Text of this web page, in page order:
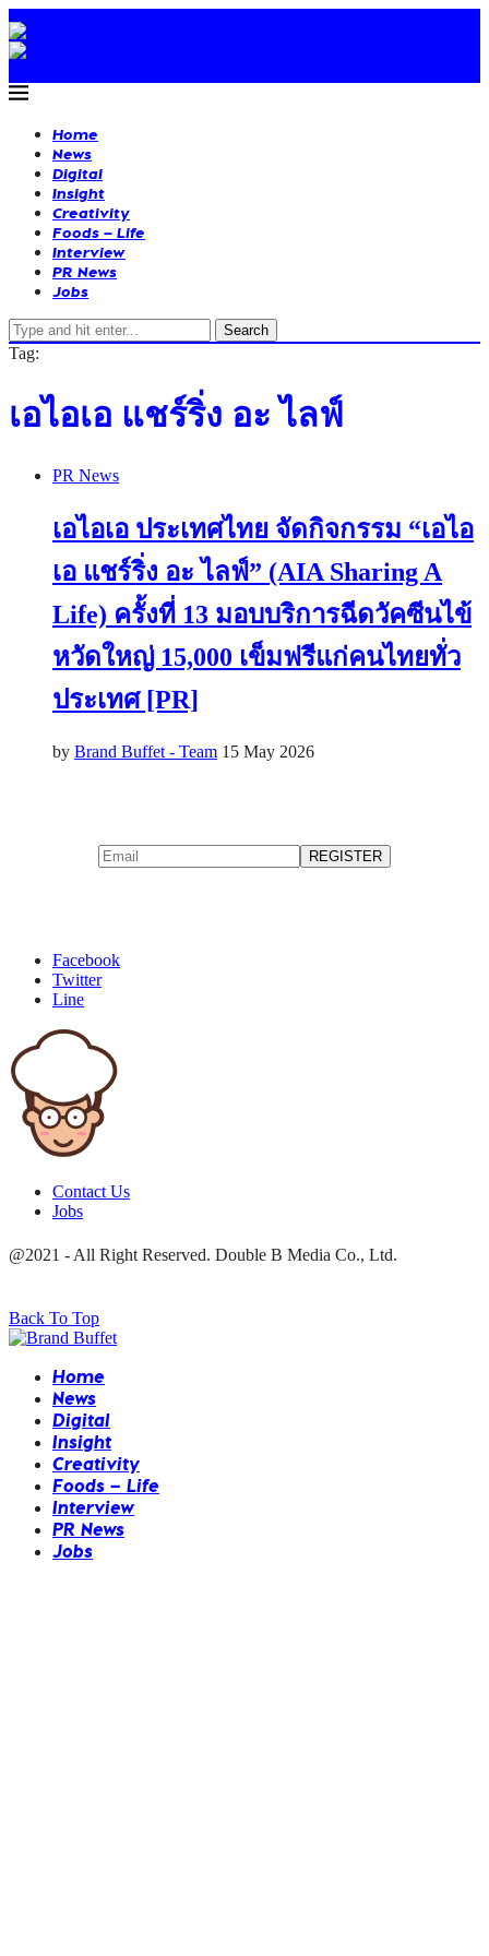
Home
News
Digital
Insight
Creativity
Foods – Life
Interview
PR News
Jobs
Search
Tag:
เอไอเอ แชร์ริ่ง อะ ไลฟ์
PR News
เอไอเอ ประเทศไทย จัดกิจกรรม “เอไอ
เอ แชร์ริ่ง อะ ไลฟ์” (AIA Sharing A
Life) ครั้งที่ 13 มอบบริการฉีดวัคซีนไข้
หวัดใหญ่ 15,000 เข็มฟรีแก่คนไทยทั่ว
ประเทศ [PR]
by Brand Buffet - Team 15 May 2026
Facebook
Twitter
Line
Contact Us
Jobs
@2021 - All Right Reserved. Double B Media Co., Ltd.
Back To Top
Home
News
Digital
Insight
Creativity
Foods – Life
Interview
PR News
Jobs